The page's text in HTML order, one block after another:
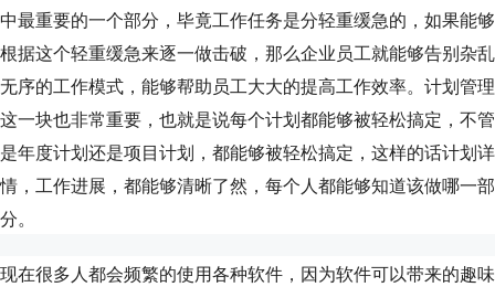
中最重要的一个部分，毕竟工作任务是分轻重缓急的，如果能够
根据这个轻重缓急来逐一做击破，那么企业员工就能够告别杂乱
无序的工作模式，能够帮助员工大大的提高工作效率。计划管理
这一块也非常重要，也就是说每个计划都能够被轻松搞定，不管
是年度计划还是项目计划，都能够被轻松搞定，这样的话计划详
情，工作进展，都能够清晰了然，每个人都能够知道该做哪一部
分。
现在很多人都会频繁的使用各种软件，因为软件可以带来的趣味